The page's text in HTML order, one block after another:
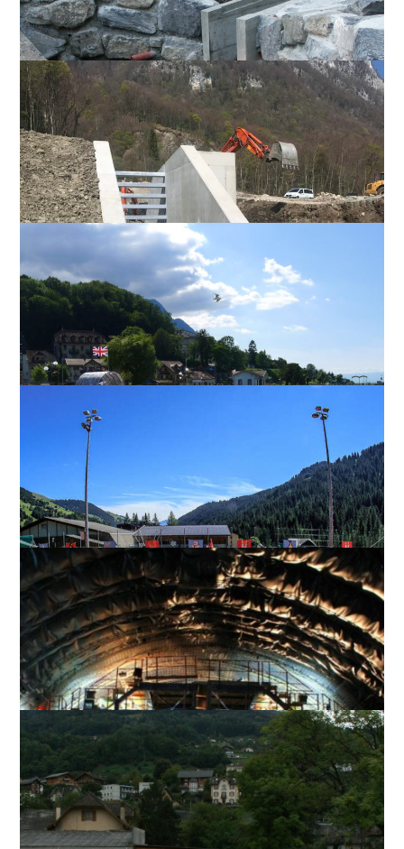
Torrent du Tové aux
Evouettes
GÉNIE CIVIL, ENVIRONNEMENT, TRAVAUX PUBLICS
Station-service nautique au
Bouveret
GÉNIE CIVIL, ENVIRONNEMENT, TRAVAUX PUBLICS
Courts de Tennis à Morgins
GÉNIE CIVIL, ENVIRONNEMENT, TRAVAUX PUBLICS
Tunnel de Contournement
de Viège
GÉNIE CIVIL, ENVIRONNEMENT, TRAVAUX PUBLICS
Pont sur la Vièze
GÉNIE CIVIL, ENVIRONNEMENT, TRAVAUX PUBLICS